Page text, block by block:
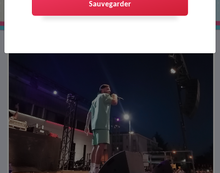
Sauvegarder